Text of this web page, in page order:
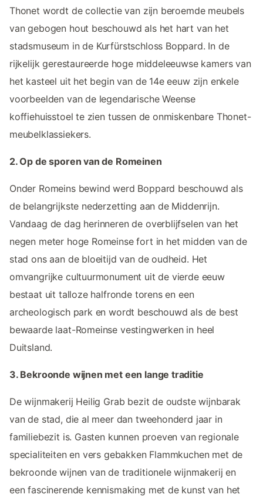
Thonet wordt de collectie van zijn beroemde meubels
van gebogen hout beschouwd als het hart van het
stadsmuseum in de Kurfürstschloss Boppard. In de
rijkelijk gerestaureerde hoge middeleeuwse kamers van
het kasteel uit het begin van de 14e eeuw zijn enkele
voorbeelden van de legendarische Weense
koffiehuisstoel te zien tussen de onmiskenbare Thonet-
meubelklassiekers.
2. Op de sporen van de Romeinen
Onder Romeins bewind werd Boppard beschouwd als
de belangrijkste nederzetting aan de Middenrijn.
Vandaag de dag herinneren de overblijfselen van het
negen meter hoge Romeinse fort in het midden van de
stad ons aan de bloeitijd van de oudheid. Het
omvangrijke cultuurmonument uit de vierde eeuw
bestaat uit talloze halfronde torens en een
archeologisch park en wordt beschouwd als de best
bewaarde laat-Romeinse vestingwerken in heel
Duitsland.
3. Bekroonde wijnen met een lange traditie
De wijnmakerij Heilig Grab bezit de oudste wijnbarak
van de stad, die al meer dan tweehonderd jaar in
familiebezit is. Gasten kunnen proeven van regionale
specialiteiten en vers gebakken Flammkuchen met de
bekroonde wijnen van de traditionele wijnmakerij en
een fascinerende kennismaking met de kunst van het